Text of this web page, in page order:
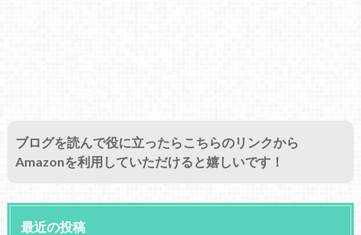
ブログを読んで役に立ったらこちらのリンクから
Amazonを利用していただけると嬉しいです！
最近の投稿